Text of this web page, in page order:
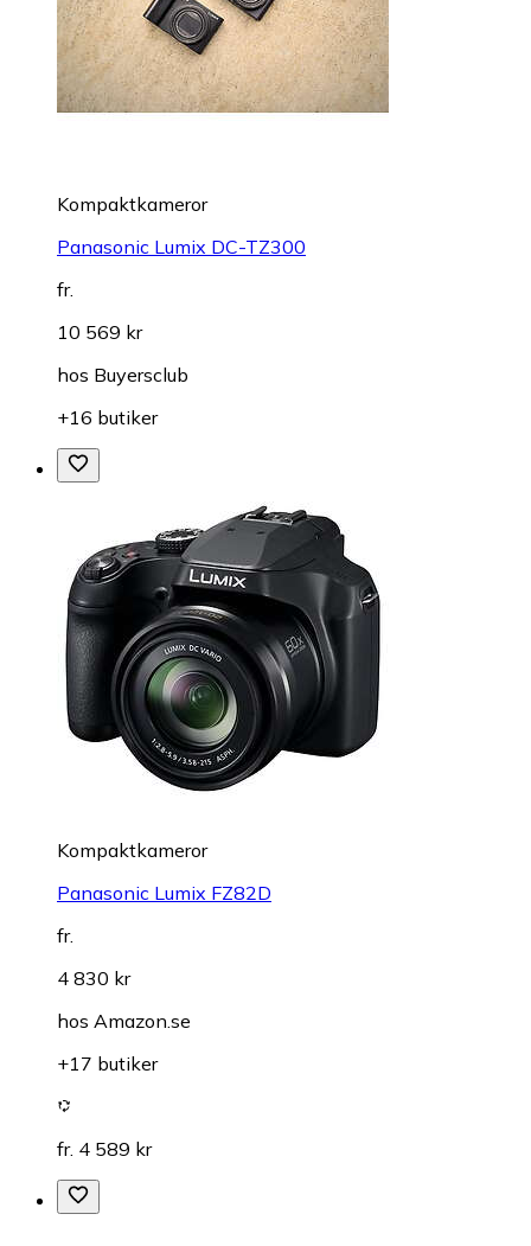
Kompaktkameror
Panasonic Lumix DC-TZ300
fr.
10 569 kr
hos Buyersclub
+16 butiker
Kompaktkameror
Panasonic Lumix FZ82D
fr.
4 830 kr
hos Amazon.se
+17 butiker
fr. 4 589 kr